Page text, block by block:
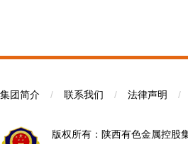
集团简介 / 联系我们 / 法律声明 /
版权所有：陕西有色金属控股